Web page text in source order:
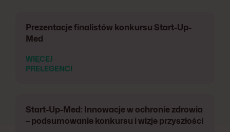
Prezentacje finalistów konkursu Start-Up-
Med
WIĘCEJ
PRELEGENCI
Start-Up-Med: Innowacje w ochronie zdrowia
– podsumowanie konkursu i wizje przyszłości